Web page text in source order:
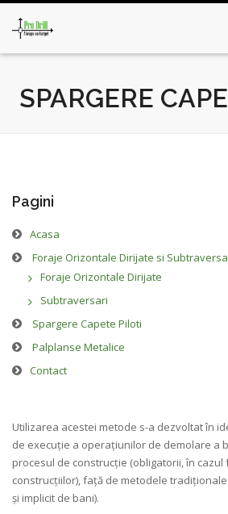
SPARGERE
Pagini
Acasa
Foraje Orizontale Dirijate si
Foraje Orizontale Dirijate
Subtraversari
Spargere Capete Piloti
Palplanse Metalice
Contact
Utilizarea acestei metode s-a dezvoltat în
de execuție a operațiunilor de demolare a
procesul de construcție (obligatorii, în
construcțiilor), față de metodele
și implicit de bani).